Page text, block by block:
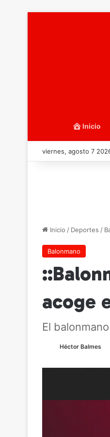
Inicio
viernes, agosto 7
Inicio / Deportes /
Balonmano
acoge
El
Héctor Balmes